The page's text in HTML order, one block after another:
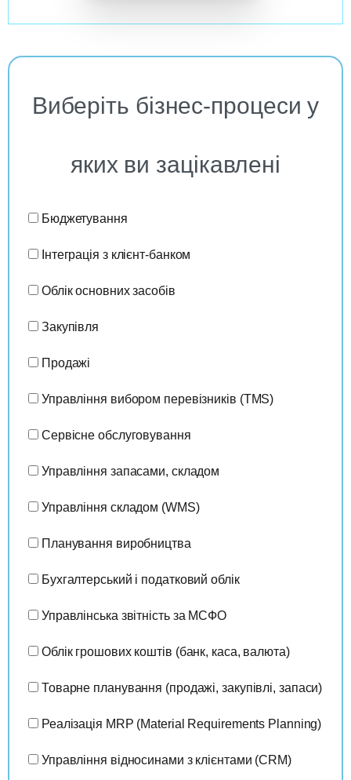
Виберіть бізнес-процеси у
яких ви зацікавлені
Бюджетування
Інтеграція з клієнт-банком
Облік основних засобів
Закупівля
Продажі
Управління вибором перевізників (TMS)
Сервісне обслуговування
Управління запасами, складом
Управління складом (WMS)
Планування виробництва
Бухгалтерський і податковий облік
Управлінська звітність за МСФО
Облік грошових коштів (банк, каса, валюта)
Товарне планування (продажі, закупівлі, запаси)
Реалізація MRP (Material Requirements Planning)
Управління відносинами з клієнтами (CRM)